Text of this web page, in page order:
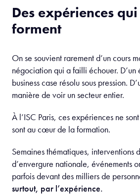
Des expériences
forment
On se souvient rarement d’un cours
négociation qui a failli échouer. D’un
business case résolu sous pression.
manière de voir un secteur entier.
À l’ISC Paris, ces expériences ne
sont au cœur de la formation.
Semaines thématiques, interventions
d’envergure nationale, événements
parfois devant des milliers de
surtout, par l’expérience.